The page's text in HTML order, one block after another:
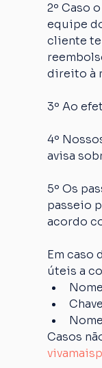
2º Caso
equipe
cliente
direito à
3º Ao
4º
avisa
5º Os
passeio
acordo
Em caso
úteis a
Casos